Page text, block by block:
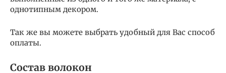
однотипным декором.
Так же вы можете выбрать удобный для Вас способ
оплаты.
Состав волокон